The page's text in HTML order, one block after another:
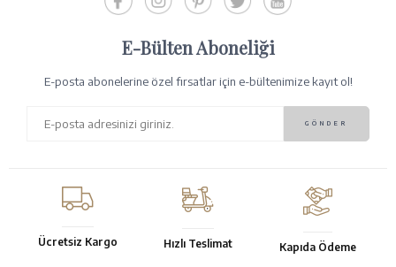
E-Bülten Aboneliği
E-posta abonelerine özel fırsatlar için e-bültenimize kayıt ol!
Ücretsiz Kargo Hızlı Teslimat Kapıda Ödeme